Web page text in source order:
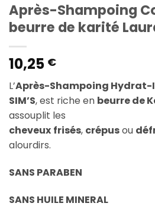
Après-Shampoing
beurre de karité
10,25 €
L’Après-Shampoing Hydrat-
SIM’S, est riche en beurre de
assouplit les
cheveux frisés, crépusou
alourdirs.
SANS PARABEN
SANS HUILE MINERAL